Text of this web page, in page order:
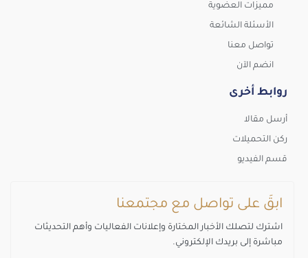
مميزات العضوية
الأسئلة الشائعة
تواصل معنا
انضم الآن
روابط أخرى
أرسل مقالا
ركن التحميلات
قسم الفيديو
ابقَ على تواصل مع مجتمعنا
اشترك لتصلك الأخبار المختارة وإعلانات الفعاليات وأهم التحديثات
مباشرة إلى بريدك الإلكتروني.